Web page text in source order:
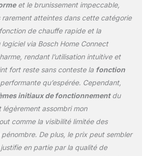
de passer plus de temps
à cuisiner et moins à
nettoyer. Le design
élégant avec écran TFT
anneau de contrôle
digital ajoute une touche
moderne à votre cuisine.
La porte froide à 4 vitres
dispositifs de sécurité
garantissent une
utilisation en toute
tranquillité. Contrôlez
et le brunissement impeccable,
atteintes dans cette catégorie
de chauffe rapide et la
via Bosch Home Connect
rendant l’utilisation intuitive et
fort reste sans conteste la fonction
qu’espérée. Cependant,
initiaux de fonctionnementdu
légèrement assombri mon
comme la visibilité limitée des
De plus, le prix peut sembler
en partie par la qualité de